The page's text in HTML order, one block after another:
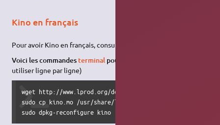
Kino en français
Pour avoir Kino en français, consultez
Voici les commandes terminal pour une installation rapide:
utiliser ligne par ligne)
wget http://www.lprod.org/deb/karmic/kino.mo
sudo cp kino.mo /usr/share/locale-langpack/fr/
sudo dpkg-reconfigure kino